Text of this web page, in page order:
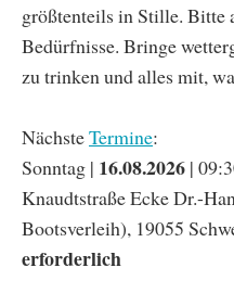
größtenteils in Stille. Bitte
Bedürfnisse. Bringe
zu trinken und alles mit,
NächsteTermine:
Sonntag | 16.08.2026 |
Knaudtstraße Ecke Dr.-
Bootsverleih), 19055
erforderlich